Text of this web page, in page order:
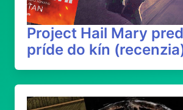
Project Hail Mary
príde do kín